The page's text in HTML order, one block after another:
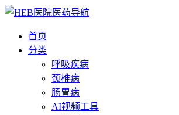
首页
分类
呼吸疾病
颈椎病
肠胃病
AI视频工具